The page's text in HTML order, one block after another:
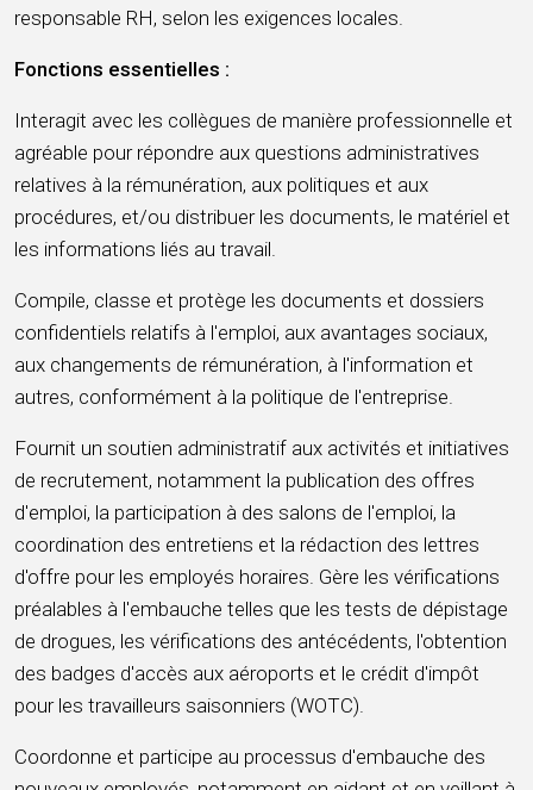
responsable RH, selon les exigences locales.
Fonctions essentielles :
Interagit avec les collègues de manière professionnelle et
agréable pour répondre aux questions administratives
relatives à la rémunération, aux politiques et aux
procédures, et/ou distribuer les documents, le matériel et
les informations liés au travail.
Compile, classe et protège les documents et dossiers
confidentiels relatifs à l'emploi, aux avantages sociaux,
aux changements de rémunération, à l'information et
autres, conformément à la politique de l'entreprise.
Fournit un soutien administratif aux activités et initiatives
de recrutement, notamment la publication des offres
d'emploi, la participation à des salons de l'emploi, la
coordination des entretiens et la rédaction des lettres
d'offre pour les employés horaires. Gère les vérifications
préalables à l'embauche telles que les tests de dépistage
de drogues, les vérifications des antécédents, l'obtention
des badges d'accès aux aéroports et le crédit d'impôt
pour les travailleurs saisonniers (WOTC).
Coordonne et participe au processus d'embauche des